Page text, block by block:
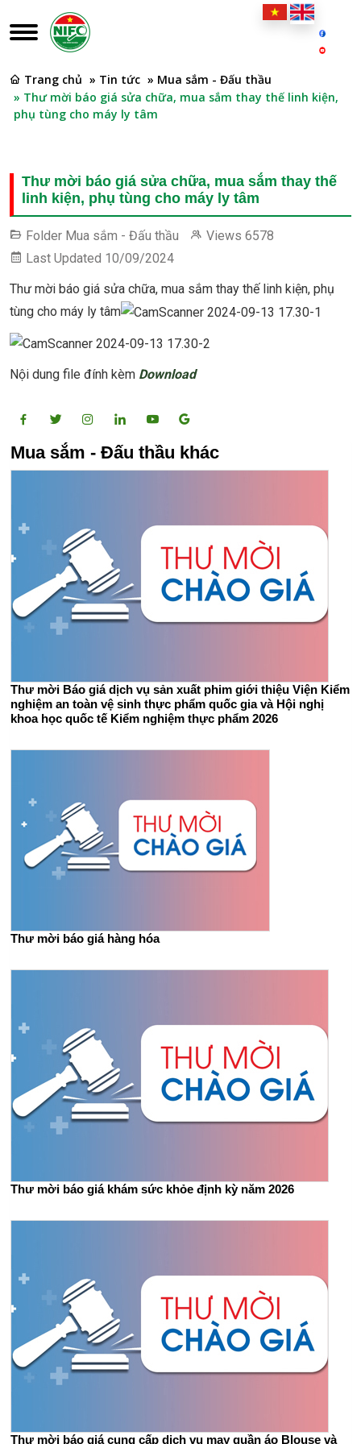
Trang chủ » Tin tức » Mua sắm - Đấu thầu
» Thư mời báo giá sửa chữa, mua sắm thay thế linh kiện,
phụ tùng cho máy ly tâm
Thư mời báo giá sửa chữa, mua sắm thay thế
linh kiện, phụ tùng cho máy ly tâm
Folder Mua sắm - Đấu thầu Views 6578
Last Updated 10/09/2024
Thư mời báo giá sửa chữa, mua sắm thay thế linh kiện, phụ
tùng cho máy ly tâm
Nội dung file đính kèm Download
Mua sắm - Đấu thầu khác
Thư mời Báo giá dịch vụ sản xuất phim giới thiệu Viện Kiểm
nghiệm an toàn vệ sinh thực phẩm quốc gia và Hội nghị
khoa học quốc tế Kiểm nghiệm thực phẩm 2026
Thư mời báo giá hàng hóa
Thư mời báo giá khám sức khỏe định kỳ năm 2026
Thư mời báo giá cung cấp dịch vụ may quần áo Blouse và